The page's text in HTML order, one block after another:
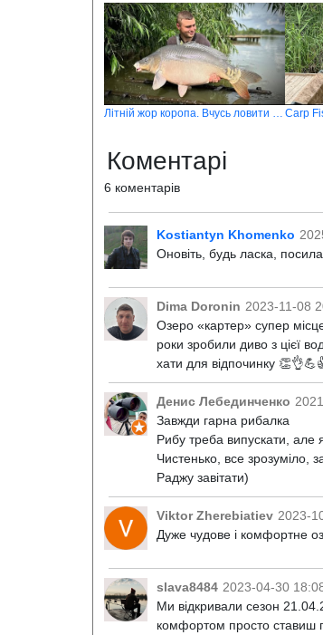
Коментарі
6 коментарів
Kostiantyn Khomenko
Оновіть, будь ласка,
Dima Doronin 2023-11-08
Озеро «картер» супер
роки зробили диво з цієї
хати для відпочинку
Денис Лебединченко
Завжди гарна рибалка
Рибу треба випускати, але
Чистенько, все зрозуміло,
Раджу завітати)
Viktor Zherebiatiev 2023-
Дуже чудове і комфортне
slava8484 2023-04-30
Ми відкривали сезон
комфортом просто ставиш